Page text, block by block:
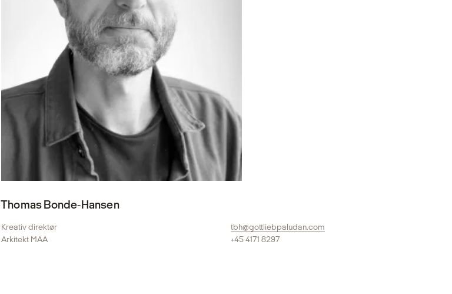
Thomas Bonde-Hansen
Kreativ direktør
Arkitekt MAA
tbh@gottliebpaludan.com
+45 4171 8297